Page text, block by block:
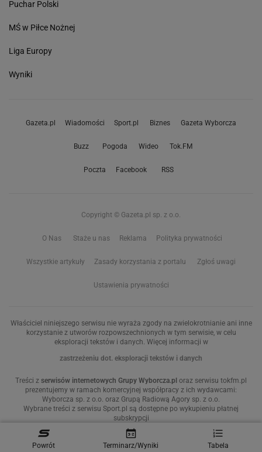
Powrót Terminarz/Wyniki Tabela
Puchar Polski
MŚ w Piłce Nożnej
Liga Europy
Wyniki
Gazeta.pl Wiadomości Sport.pl Biznes Gazeta Wyborcza
Buzz Pogoda Wideo Tok.FM
Poczta Facebook RSS
Copyright © Gazeta.pl sp. z o.o.
O Nas Staże u nas Reklama Polityka prywatności
Wszystkie artykuły Zasady korzystania z portalu Zgłoś uwagi
Ustawienia prywatności
Właściciel niniejszego serwisu nie wyraża zgody na zwielokrotnianie ani inne
korzystanie z utworów rozpowszechnionych w tym serwisie, w celu
eksploracji tekstów i danych. Więcej informacji w
zastrzeżeniu dot. eksploracji tekstów i danych
Treści z serwisów internetowych Grupy Wyborcza.pl oraz serwisu tokfm.pl
prezentujemy w ramach komercyjnej współpracy z ich wydawcami:
Wyborcza sp. z o.o. oraz Grupą Radiową Agory sp. z o.o.
Wybrane treści z serwisu Sport.pl są dostępne po wykupieniu płatnej
subskrypcji